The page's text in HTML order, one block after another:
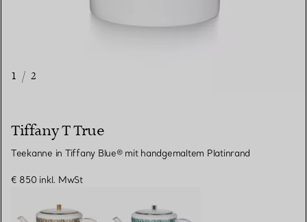
1 / 2
Tiffany T True
Teekanne in Tiffany Blue® mit handgemaltem Platinrand
€ 850 inkl. MwSt